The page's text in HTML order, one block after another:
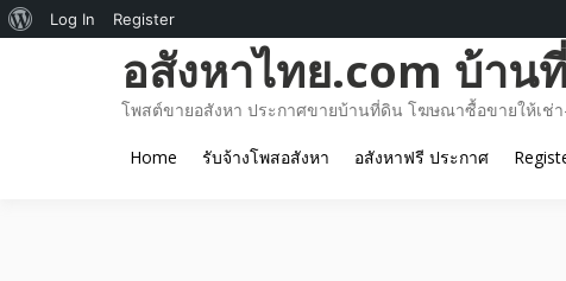
อสังหาไทย.com บ้าน
โพสต์ขายอสังหา ประกาศขายบ้านที่ดิน โฆษณาซื้อขายให้เช่
Home รับจ้างโพสอสังหา อสังหาฟรี ประกาศ
About
Log In Register